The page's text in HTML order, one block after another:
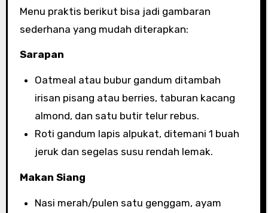
Menu praktis berikut bisa jadi gambaran
sederhana yang mudah diterapkan:
Sarapan
Oatmeal atau bubur gandum ditambah
irisan pisang atau berries, taburan kacang
almond, dan satu butir telur rebus.
Roti gandum lapis alpukat, ditemani 1 buah
jeruk dan segelas susu rendah lemak.
Makan Siang
Nasi merah/pulen satu genggam, ayam